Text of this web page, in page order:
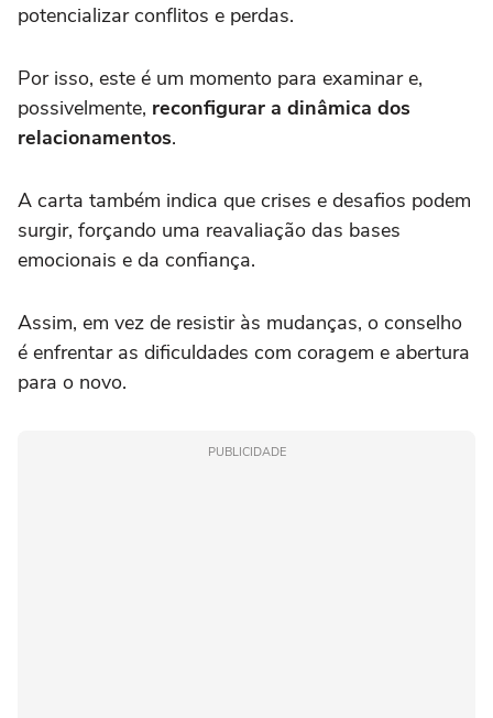
potencializar conflitos e perdas.
Por isso, este é um momento para examinar e,
possivelmente, reconfigurar a dinâmica dos
relacionamentos.
A carta também indica que crises e desafios podem
surgir, forçando uma reavaliação das bases
emocionais e da confiança.
Assim, em vez de resistir às mudanças, o conselho
é enfrentar as dificuldades com coragem e abertura
para o novo.
PUBLICIDADE